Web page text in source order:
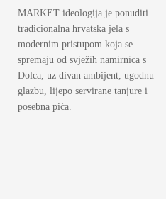
MARKET ideologija je ponuditi
tradicionalna hrvatska jela s
modernim pristupom koja se
spremaju od svježih namirnica s
Dolca, uz divan ambijent, ugodnu
glazbu, lijepo servirane tanjure i
posebna pića.